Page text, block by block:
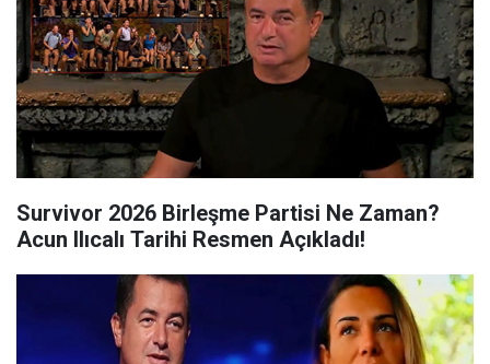
Survivor 2026 Birleşme Partisi Ne Zaman?
Acun Ilıcalı Tarihi Resmen Açıkladı!